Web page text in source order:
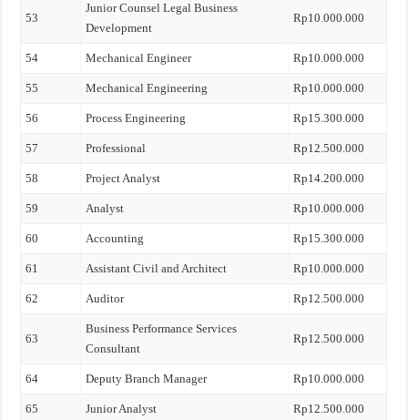
53
Junior Counsel Legal Business
Development
Rp10.000.000
54 Mechanical Engineer Rp10.000.000
55 Mechanical Engineering Rp10.000.000
56 Process Engineering Rp15.300.000
57 Professional Rp12.500.000
58 Project Analyst Rp14.200.000
59 Analyst Rp10.000.000
60 Accounting Rp15.300.000
61 Assistant Civil and Architect Rp10.000.000
62 Auditor Rp12.500.000
63
Business Performance Services
Consultant
Rp12.500.000
64 Deputy Branch Manager Rp10.000.000
65 Junior Analyst Rp12.500.000